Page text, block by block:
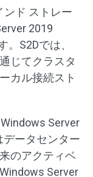
ンド ストレー
2019
S2Dでは、
じてクラスタ
カル接続スト
Server
データセンター
のアクティベ
Server